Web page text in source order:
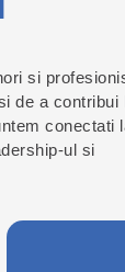
si
de a contribui
conectati
ul si